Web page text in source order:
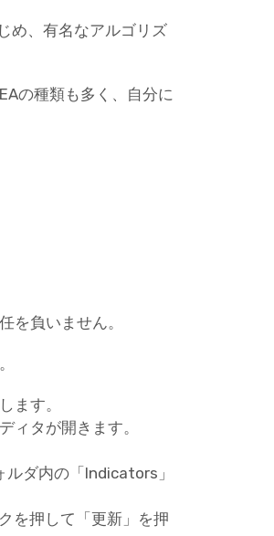
め、有名なアルゴリズ
の種類も多く、自分に
を負いません。
ます。
ィタが開きます。
ダ内の「Indicators」
を押して「更新」を押